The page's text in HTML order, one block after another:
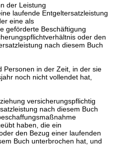
der Leistung
laufende Entgeltersatzleistung
eine als
geförderte Beschäftigung
oder den
nach diesem Buch
Personen in der Zeit, in der sie
noch nicht vollendet hat,
versicherungspflichtig
nach diesem Buch
haben, die ein
den Bezug einer laufenden
Buch unterbrochen hat, und